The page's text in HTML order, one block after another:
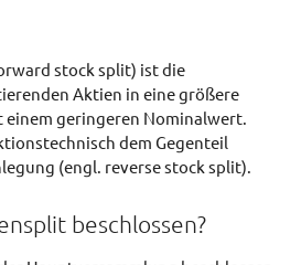
stock split) ist die
Aktien in eine größere
einem geringeren Nominalwert.
dem Gegenteil
(engl. reverse stock split).
beschlossen?